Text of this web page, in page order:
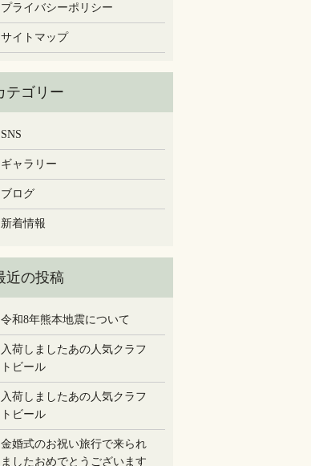
プライバシーポリシー
サイトマップ
SNS
ギャラリー
ブログ
新着情報
令和8年熊本地震について
入荷しましたあの人気クラフ
トビール
入荷しましたあの人気クラフ
トビール
金婚式のお祝い旅行で来られ
ましたおめでとうございます